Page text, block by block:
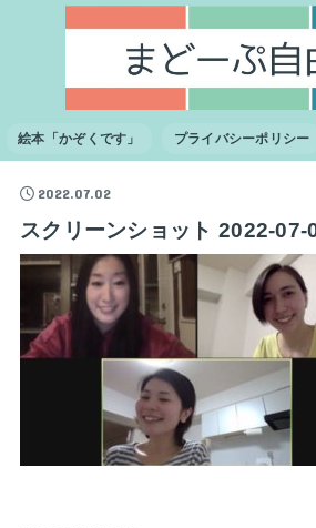
絵本「かぞくです」 プライバシーポリシー
2022.07.02
スクリーンショット 2022-